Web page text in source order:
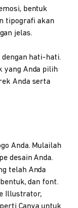
bentuk
tipografi akan
jelas.
hati-hati.
yang Anda pilih
Anda serta
Anda. Mulailah
desain Anda.
telah Anda
dan font.
Illustrator,